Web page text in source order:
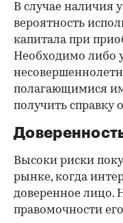
В случае наличия
вероятность
капитала при
Необходимо либо
полагающимися
получить справку
Высоки риски
рынке, когда
доверенное лицо.
правомочности